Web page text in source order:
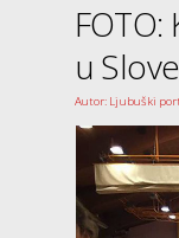
u
Autor: Ljubuški